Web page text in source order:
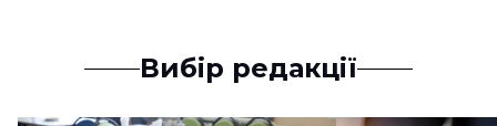
Вибір редакції